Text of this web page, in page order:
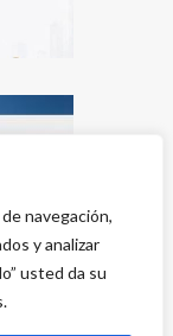
navegación,
y analizar
usted da su